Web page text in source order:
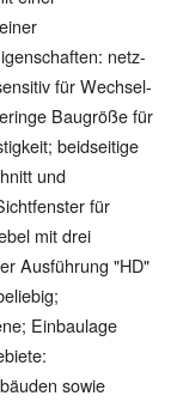
netz-
für Wechsel-
Baugröße für
beidseitige
und
für
mit drei
Ausführung "HD"
Einbaulage
sowie